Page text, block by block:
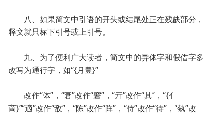
八、如果简文中引语的开头或结尾处正在残缺部分，
释文就只标下引号或上引号。
九、为了便利广大读者，简文中的异体字和假借字多
改写为通行字，如“{月豊}”
改作“体”，“宭”改作“窘”，“亓”改作“其”，“{亻
啇}”“適”改作“敌”，“陈”改作“阵”，“侍”改作“待”，“埶”改